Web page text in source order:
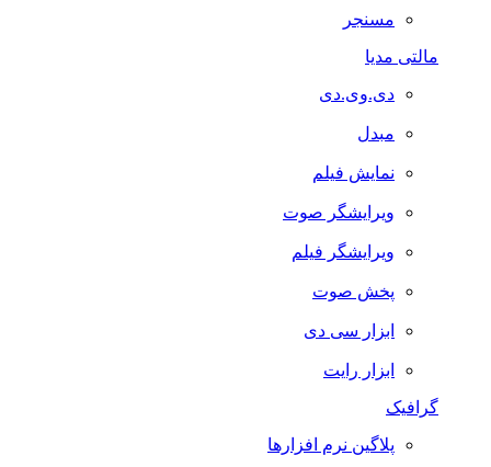
مسنجر
مالتی مدیا
دی.وی.دی
مبدل
نمایش فیلم
ویرایشگر صوت
ویرایشگر فیلم
پخش صوت
ابزار سی دی
ابزار رایت
گرافیک
پلاگین نرم افزارها